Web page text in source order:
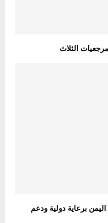
برعاية دولية ودعم